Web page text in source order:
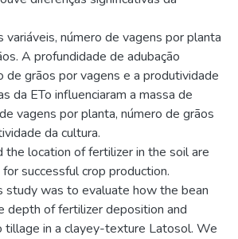
variáveis, número de vagens por planta
A profundidade de adubação
de grãos por vagens e a produtividade
da ETo influenciaram a massa de
vagens por planta, número de grãos
da cultura.
the location of fertilizer in the soil are
successful crop production.
study was to evaluate how the bean
depth of fertilizer deposition and
tillage in a clayey-texture Latosol. We